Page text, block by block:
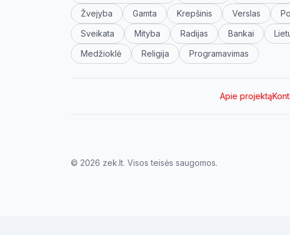
Žvejyba
Gamta Krepšinis Verslas
Sveikata
Mityba Radijas Bankai
Medžioklė
Religija Programavimas
Apie projektą
© 2026 zek.lt. Visos teisės saugomos.